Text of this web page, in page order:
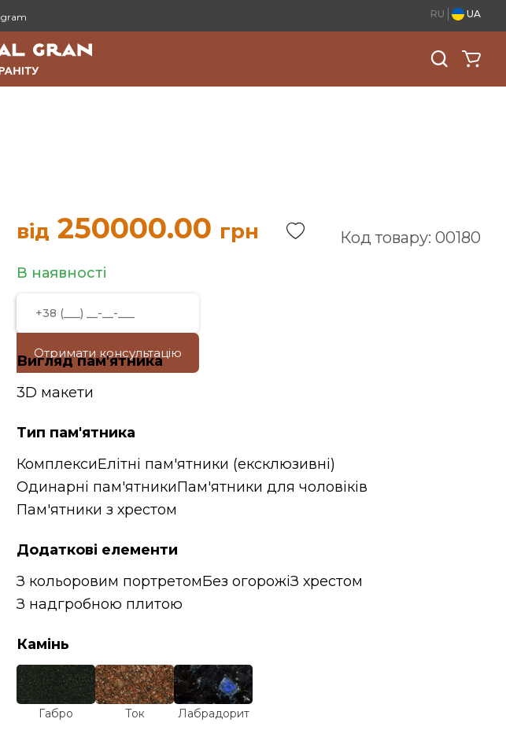
RU UA
від 250000.00 грн Код товару: 00180
В наявності
Отримати консультацію
Вигляд пам'ятника
3D макети
Тип пам'ятника
КомплексиЕлітні пам'ятники (ексклюзивні)
Одинарні пам'ятникиПам'ятники для чоловіків
Пам'ятники з хрестом
Додаткові елементи
З кольоровим портретомБез огорожіЗ хрестом
З надгробною плитою
Камінь
Габро Ток Лабрадорит